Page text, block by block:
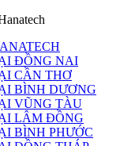
ĐỒNG NAI
CẦN THƠ
BÌNH DƯƠNG
VŨNG TÀU
LÂM ĐỒNG
BÌNH PHƯỚC